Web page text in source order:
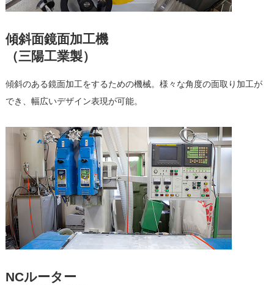
傾斜面鏡面加工機
（三陽工業製）
傾斜のある鏡面加工をするための機械。様々な角度の面取り加工が
でき、幅広いデザイン表現が可能。
NCルーター